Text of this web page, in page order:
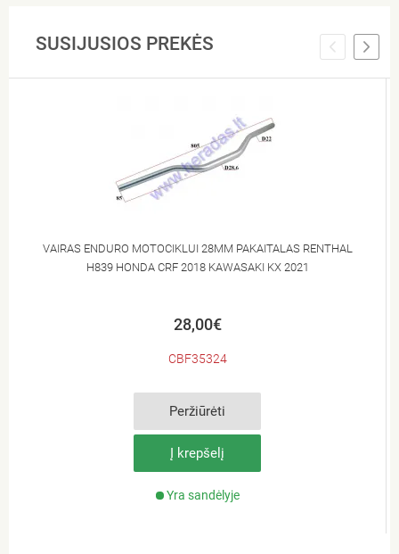
SUSIJUSIOS PREKĖS
VAIRAS ENDURO MOTOCIKLUI 28MM PAKAITALAS RENTHAL
H839 HONDA CRF 2018 KAWASAKI KX 2021
28,00€
CBF35324
Peržiūrėti
Į krepšelį
Yra sandėlyje